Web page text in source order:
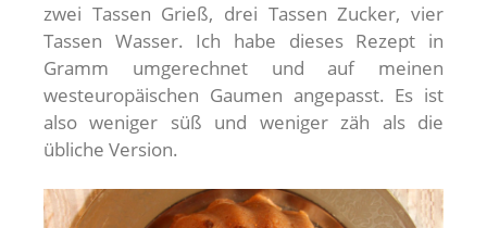
zwei Tassen Grieß, drei Tassen Zucker, vier
Tassen Wasser. Ich habe dieses Rezept in
Gramm umgerechnet und auf meinen
westeuropäischen Gaumen angepasst. Es ist
also weniger süß und weniger zäh als die
übliche Version.